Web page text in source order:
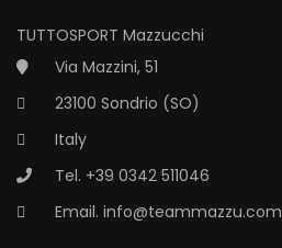
TUTTOSPORT Mazzucchi
Via Mazzini, 51
23100 Sondrio (SO)
Italy
Tel. +39 0342 511046
Email. info@teammazzu.com